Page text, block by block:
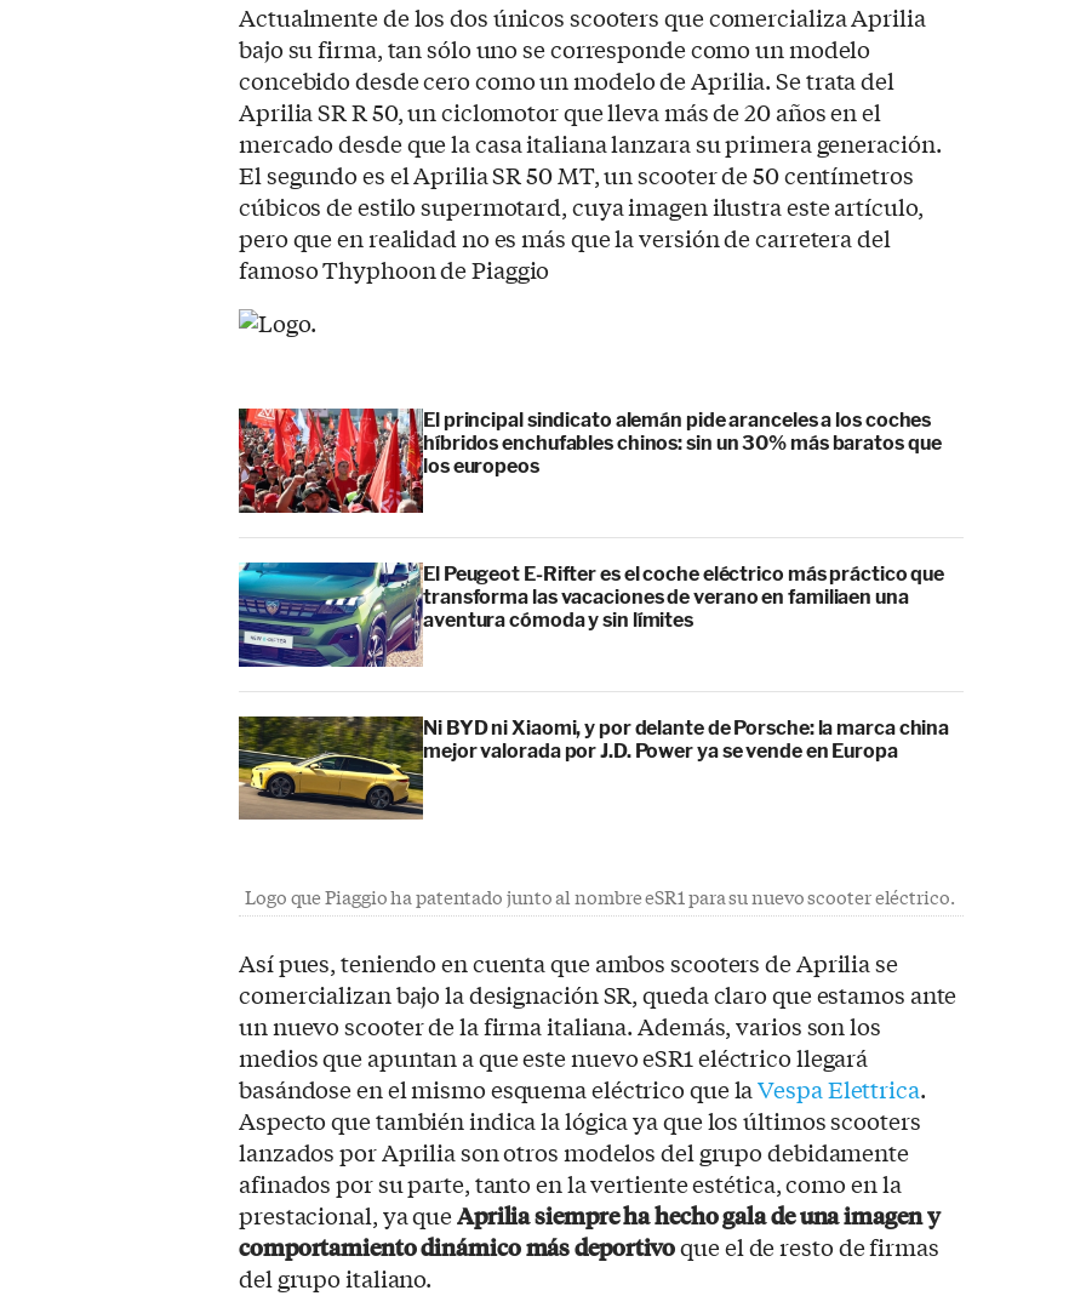
Actualmente de los dos únicos scooters que comercializa Aprilia
bajo su firma, tan sólo uno se corresponde como un modelo
concebido desde cero como un modelo de Aprilia. Se trata del
Aprilia SR R 50, un ciclomotor que lleva más de 20 años en el
mercado desde que la casa italiana lanzara su primera generación.
El segundo es el Aprilia SR 50 MT, un scooter de 50 centímetros
cúbicos de estilo supermotard, cuya imagen ilustra este artículo,
pero que en realidad no es más que la versión de carretera del
famoso Thyphoon de Piaggio
El principal sindicato alemán pide aranceles a los coches
híbridos enchufables chinos: sin un 30% más baratos que
los europeos
El Peugeot E-Rifter es el coche eléctrico más práctico que
transforma las vacaciones de verano en familiaen una
aventura cómoda y sin límites
Ni BYD ni Xiaomi, y por delante de Porsche: la marca china
mejor valorada por J.D. Power ya se vende en Europa
Logo que Piaggio ha patentado junto al nombre eSR1 para su nuevo scooter eléctrico.
Así pues, teniendo en cuenta que ambos scooters de Aprilia se
comercializan bajo la designación SR, queda claro que estamos ante
un nuevo scooter de la firma italiana. Además, varios son los
medios que apuntan a que este nuevo eSR1 eléctrico llegará
basándose en el mismo esquema eléctrico que laVespa Elettrica.
Aspecto que también indica la lógica ya que los últimos scooters
lanzados por Aprilia son otros modelos del grupo debidamente
afinados por su parte, tanto en la vertiente estética, como en la
prestacional, ya queAprilia siempre ha hecho gala de una imagen y
comportamiento dinámico más deportivoque el de resto de firmas
del grupo italiano.